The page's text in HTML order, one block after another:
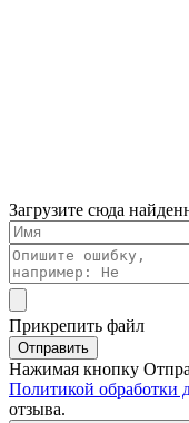
Загрузите сюда
Прикрепить файл
Отправить
Нажимая кнопку
Политикой обработки
отзыва.